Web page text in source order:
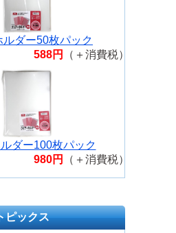
ルダー50枚パック
588円
（＋消費税）
ダー100枚パック
980円
（＋消費税）
ピックス